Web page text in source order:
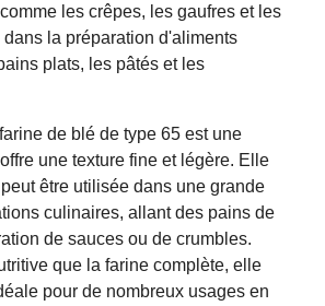
les crêpes, les gaufres et les
la préparation d'aliments
plats, les pâtés et les
de blé de type 65 est une
une texture fine et légère. Elle
être utilisée dans une grande
culinaires, allant des pains de
de sauces ou de crumbles.
que la farine complète, elle
pour de nombreux usages en